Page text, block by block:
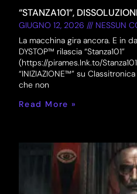
“STANZA101”,
GIUGNO 12, 2026
NESSUN
La macchina gira ancora. E in
DYSTOP™ rilascia “Stanza101”
(https://pirames.lnk.to/
“INIZIAZIONE™” su
che non
Read More »